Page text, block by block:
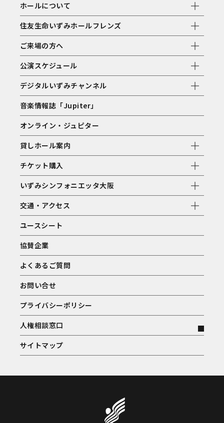
ホールについて
住友生命いずみホールフレンズ
ご来場の方へ
公演スケジュール
デジタルいずみチャンネル
音楽情報誌「Jupiter」
オンライン・ジュピター
貸しホール案内
チケット購入
いずみシンフォニエッタ大阪
交通・アクセス
ユースシート
協賛企業
よくあるご質問
お問い合せ
プライバシーポリシー
人権相談窓口
サイトマップ